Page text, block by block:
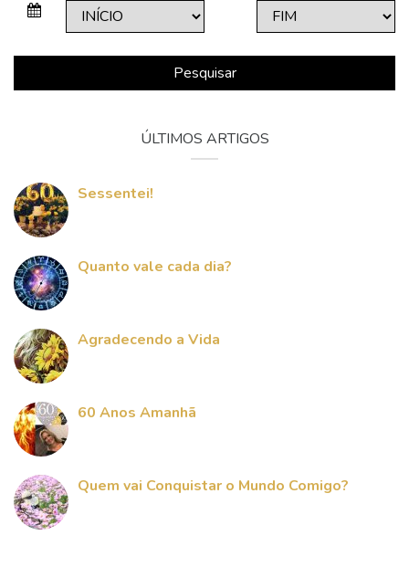
Pesquisar
ÚLTIMOS ARTIGOS
Sessentei!
Quanto vale cada dia?
Agradecendo a Vida
60 Anos Amanhã
Quem vai Conquistar o Mundo Comigo?